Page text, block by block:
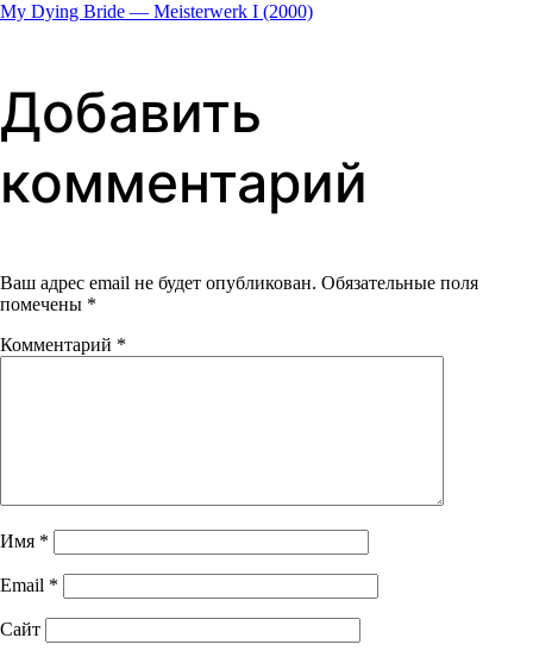
My Dying Bride — Meisterwerk I (2000)
Добавить
комментарий
Ваш адрес email не будет опубликован. Обязательные поля
помечены *
Комментарий *
Имя *
Email *
Сайт